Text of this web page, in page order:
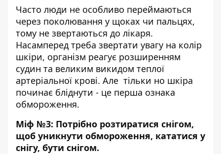
Часто люди не особливо переймаються
через поколювання у щоках чи пальцях,
тому не звертаються до лікаря.
Насамперед треба звертати увагу на колір
шкіри, організм реагує розширенням
судин та великим викидом теплої
артеріальної крові. Але тільки но шкіра
починає бліднути - це перша ознака
обмороження.
Міф №3: Потрібно розтиратися снігом,
щоб уникнути обмороження, кататися у
снігу, бути снігом.